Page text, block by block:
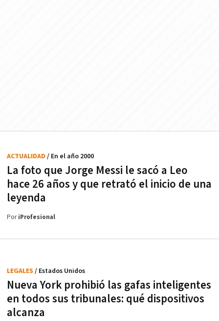
La foto que Jorge Messi le sacó a Leo
hace 26 años y que retrató el inicio de una
leyenda
ACTUALIDAD / En el año 2000
PoriProfesional
Nueva York prohibió las gafas inteligentes
en todos sus tribunales: qué dispositivos
alcanza
LEGALES / Estados Unidos